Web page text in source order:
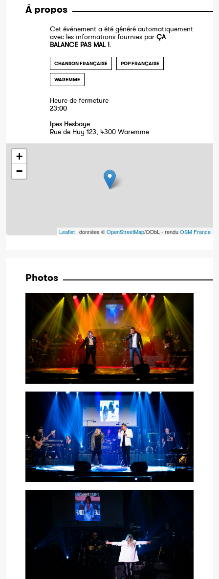
À propos
Cet événement a été généré automatiquement
avec les informations fournies par ÇA
BALANCE PAS MAL !.
CHANSON FRANÇAISE POP FRANÇAISE
WAREMME
Heure de fermeture
23:00
Ipes Hesbaye
Rue de Huy 123, 4300 Waremme
+
−
Leaflet | données ©OpenStreetMap/ODbL - renduOSM France
Photos